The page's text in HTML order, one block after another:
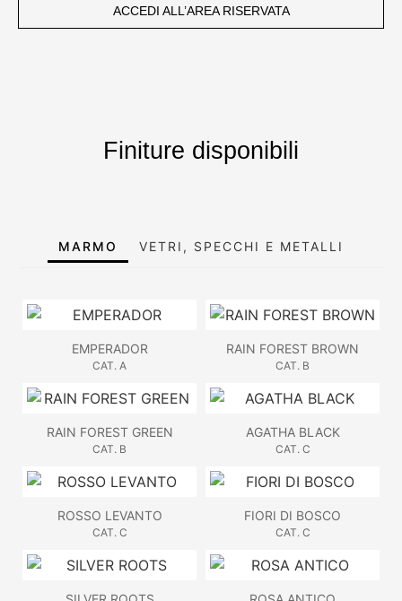
ACCEDI ALL’AREA RISERVATA
Finiture disponibili
MARMO VETRI, SPECCHI E METALLI
EMPERADOR
CAT. A
RAIN FOREST BROWN
CAT. B
RAIN FOREST GREEN
CAT. B
AGATHA BLACK
CAT. C
ROSSO LEVANTO
CAT. C
FIORI DI BOSCO
CAT. C